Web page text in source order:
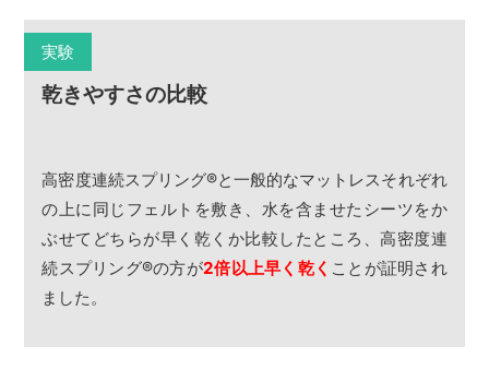
実験
乾きやすさの比較
高密度連続スプリング®と一般的なマットレスそれぞれ
の上に同じフェルトを敷き、水を含ませたシーツをか
ぶせてどちらが早く乾くか比較したところ、高密度連
続スプリング®の方が2倍以上早く乾く ことが証明され
ました。